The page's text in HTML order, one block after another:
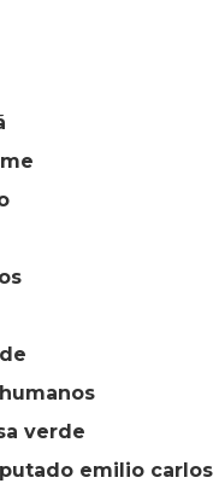
verde
emilio carlos